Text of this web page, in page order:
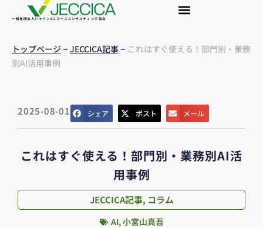
一般社団法人ジャパンEコマースコンサルティング協会
トップページ– JECCICA記事– これはすぐ使える！部門別・業務
別AI活用事例
2025-08-01 シェア ポスト メール
これはすぐ使える！部門別・業務別AI活
用事例
JECCICA記事, コラム
AI,小宮山真吾